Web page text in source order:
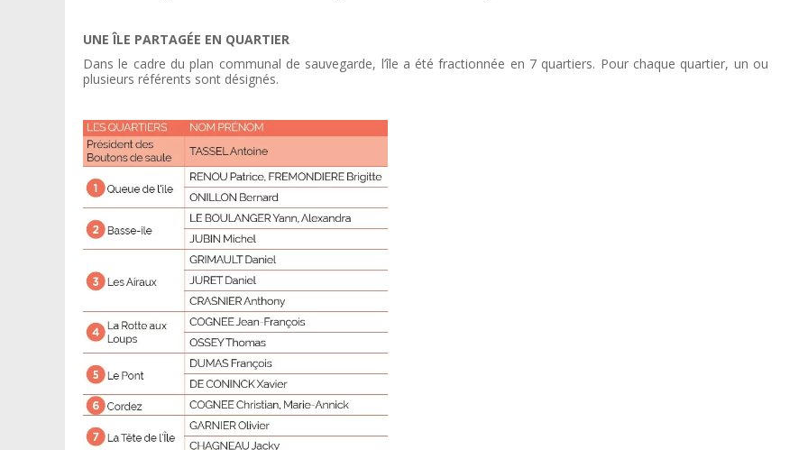
UNE ÎLE PARTAGÉE EN QUARTIER
Dans le cadre du plan communal de sauvegarde, l’île a été fractionnée en 7 quartiers. Pour chaque quartier, un ou
plusieurs référents sont désignés.